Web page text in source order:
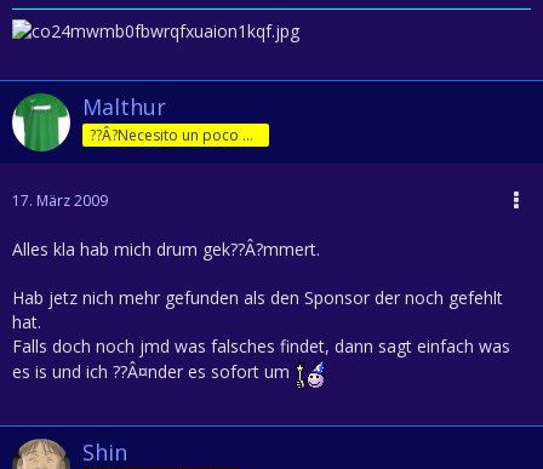
Malthur
??Â?Necesito un poco de jam??Â?n!
17. März 2009
Alles kla hab mich drum gek??Â?mmert.
Hab jetz nich mehr gefunden als den Sponsor der noch gefehlt
hat.
Falls doch noch jmd was falsches findet, dann sagt einfach was
es is und ich ??Â¤nder es sofort um
Shin